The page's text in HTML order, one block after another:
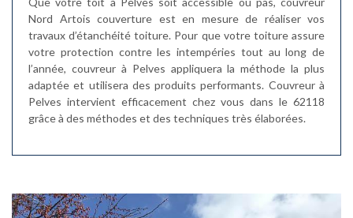
Nord Artois couverture est en mesure de réaliser vos
travaux d’étanchéité toiture. Pour que votre toiture assure
votre protection contre les intempéries tout au long de
l’année, couvreur à Pelves appliquera la méthode la plus
adaptée et utilisera des produits performants. Couvreur à
Pelves intervient efficacement chez vous dans le 62118
grâce à des méthodes et des techniques très élaborées.